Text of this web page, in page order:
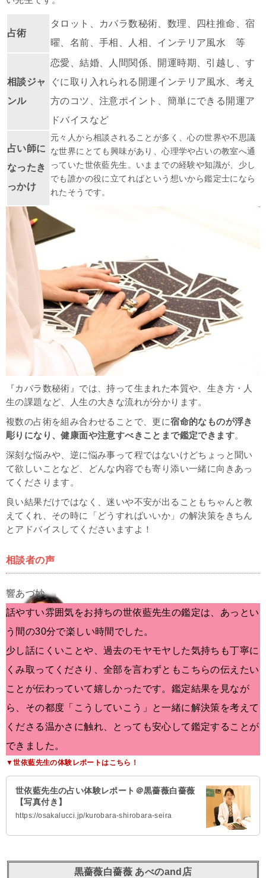
占術
タロット、カバラ数秘術、数理、四柱推命、宿
曜、名前、手相、人相、インテリア風水 等
相談ジャ
ンル
恋愛、結婚、人間関係、開運時期、引越し、す
ぐに取り入れられる開運インテリア風水、考え
方のコツ、注意ポイント、簡単にできる開運ア
ドバイスなど
占い師に
なったき
っかけ
元々人から相談されることが多く、心の世界や不思議
な世界にとても興味があり、心理学や占いの教室へ通
っていた世依藍先生。いままでの経験や知識が、少し
でも誰かの役に立てればという想いから鑑定士になら
れたそうです。
『カバラ数秘術』では、持って生まれた本質や、生き方・人
生の課題など、人生の大きな流れが分かります。
複数の占術を組み合わせることで、更に宿命的なものが浮き
彫りになり、健康面や注意すべきことまで鑑定できます。
深刻な悩みや、逆に悩み事って程ではないけどちょっと聞い
て欲しいことなど、どんな内容でも寄り添い一緒に向きあっ
てくださります。
良い結果だけではなく、迷いや不安が出ることもちゃんと教
えてくれ、その時に「どうすればいいか」の解決策をきちん
とアドバイスしてくださいますよ！
相談者の声
話やすい雰囲気をお持ちの世依藍先生の鑑定は、あっとい
う間の30分で楽しい時間でした。
少し話にくいことや、過去のモヤモヤした気持ちも丁寧に
くみ取ってくださり、全部を言わずともこちらの伝えたい
ことが伝わっていて嬉しかったです。鑑定結果を見なが
ら、その都度「こうしていこう」と一緒に解決策を考えて
くださる温かさに触れ、とっても安心して鑑定することが
できました。
▼世依藍先生の体験レポートはこちら！
世依藍先生の占い体験レポート＠黒薔薇白薔薇
【写真付き】
https://osakalucci.jp/kurobara-shirobara-seira
黒薔薇白薔薇 あべのand店